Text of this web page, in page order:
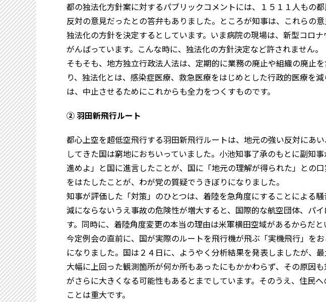
都の独法化方針案に対するパブリックコメントには、１５１１人もの
反対の意見だったとの答弁もありました。ところが知事は、これらの
独法化の方針を決定するとしています。いま病院の現場は、新型コロ
がんばっています。こんな時に、独法化の方針決定など許されません。
そもそも、地方独立行政法人法は、定期的に業務の廃止や組織の廃止
り、独法化とは、感染症医療、救急医療をはじめとした行政的医療を
は、中止させるためにこれからも全力をつくすものです。
② 羽田新飛行ルート
都心上空を超低空飛行する羽田新飛行ルートは、地元の強い反対にあ
してきた国は窮地におちいっていました。小池知事了承のもとに副知
進めよ」と国に進言したことが、国に「地元の理解が得られた」との
をはたしたことが、わが党の質疑でうきぼりになりました。
知事が評価した「対策」のひとつは、着陸を急角度にすることによる
減にならないうえ事故の危険性が増大すると、国際的な航空団体、パ
す。同時に、着陸角度変更の本当の理由は米軍横田空域があるからだと
今定例会の直前に、国が実際のルートを飛行機が飛ぶ「実機飛行」を
になりました。国は２４日に、ようやく分析結果を発表しましたが、
大幅に上回った観測箇所が何か所もあったにもかかわらず、その原因
がさらに大きくなる可能性もあるとまでしています。そのうえ、住民
ことは重大です。